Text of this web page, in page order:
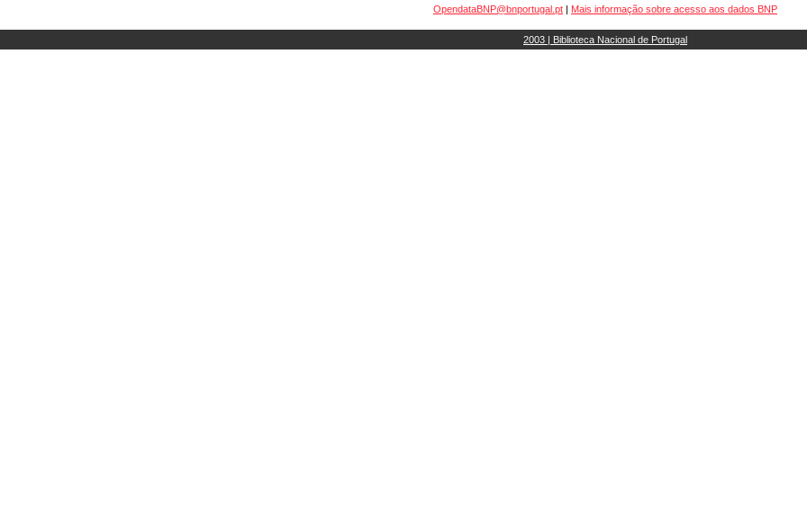
OpendataBNP@bnportugal.pt | Mais informação sobre acesso aos dados BNP
2003 | Biblioteca Nacional de Portugal